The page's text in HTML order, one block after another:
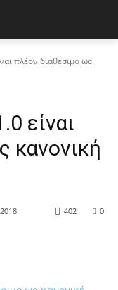
πλέον διαθέσιμο ως
είναι
κανονική
0
402